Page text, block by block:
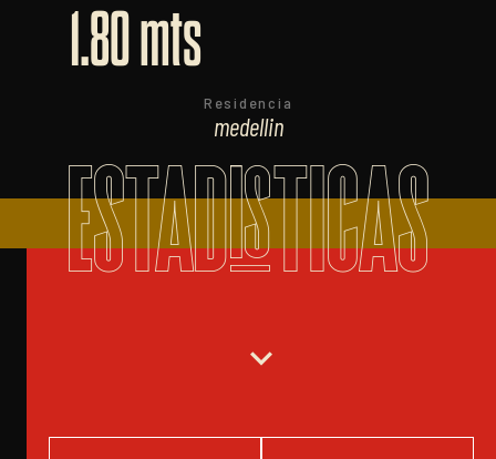
1.80 mts
Residencia
medellin
ESTADISTICAS
expand_more